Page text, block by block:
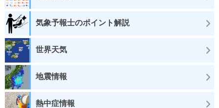
気象予報士のポイント解説
世界天気
地震情報
熱中症情報